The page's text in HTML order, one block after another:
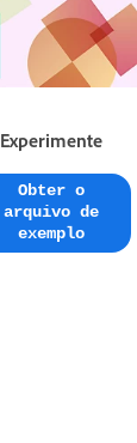
Experimente
Obter o
arquivo de
exemplo